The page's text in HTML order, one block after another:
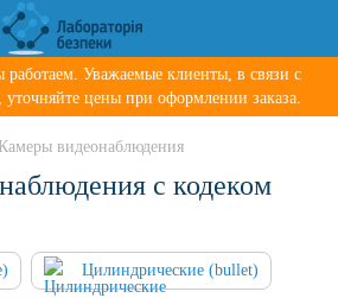
Уважаемые клиенты, в связи с
уточняйте цены при оформлении заказа.
Камеры видеонаблюдения
с кодеком
Цилиндрические (bullet)